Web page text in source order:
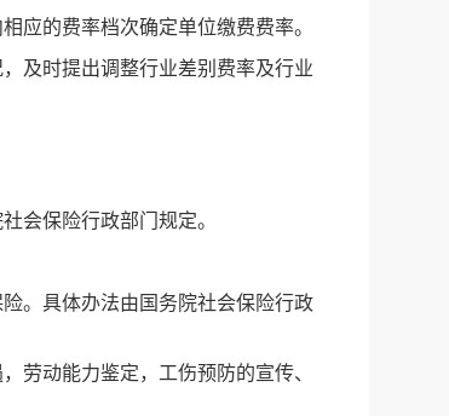
应的费率档次确定单位缴费费率。
及时提出调整行业差别费率及行业
会保险行政部门规定。
。具体办法由国务院社会保险行政
动能力鉴定，工伤预防的宣传、